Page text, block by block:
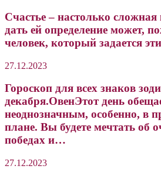
Счастье – настолько сложная
дать ей определение может,
человек, который задается
27.12.2023
Гороскоп для всех знаков
декабря.ОвенЭтот день
неоднозначным, особенно, в
плане. Вы будете мечтать об
победах и…
27.12.2023